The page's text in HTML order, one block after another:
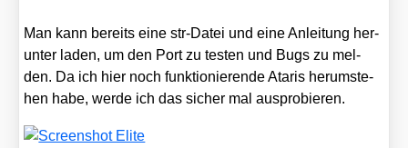
Man kann bereits eine str-Datei und eine Anlei­tung her­
un­ter laden, um den Port zu tes­ten und Bugs zu mel­
den. Da ich hier noch funk­tio­nie­ren­de Ata­ris her­um­ste­
hen habe, wer­de ich das sicher mal aus­pro­bie­ren.